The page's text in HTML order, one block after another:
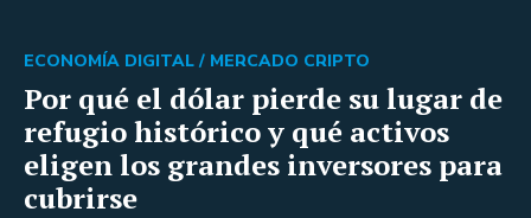
Por qué el dólar pierde su lugar de
refugio histórico y qué activos
eligen los grandes inversores para
cubrirse
ECONOMÍA DIGITAL / MERCADO CRIPTO